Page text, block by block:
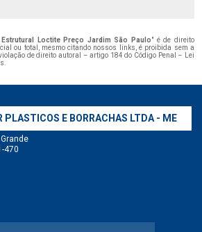
Loctite Preço Jardim São Paulo" é de direito
ou total, mesmo citando nossos links, é proibida sem a
de direito autoral – artigo 184 do Código Penal – Lei
.
PLASTICOS E BORRACHAS LTDA - ME
470